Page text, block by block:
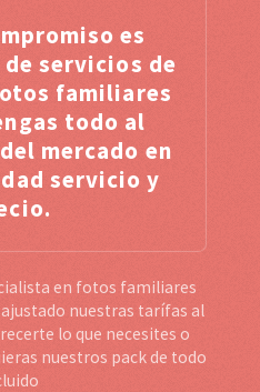
es
servicios de
familiares
todo al
mercado en
servicio y
en fotos familiares
nuestras tarífas al
lo que necesites o
nuestros pack de todo